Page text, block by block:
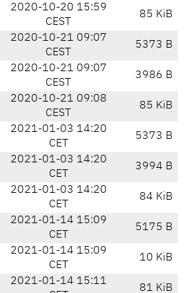
2020-10-20 15:59
CEST
85 KiB
2020-10-21 09:07
CEST
5373 B
2020-10-21 09:07
CEST
3986 B
2020-10-21 09:08
CEST
85 KiB
2021-01-03 14:20
CET
5373 B
2021-01-03 14:20
CET
3994 B
2021-01-03 14:20
CET
84 KiB
2021-01-14 15:09
CET
5175 B
2021-01-14 15:09
CET
10 KiB
2021-01-14 15:11
81 KiB